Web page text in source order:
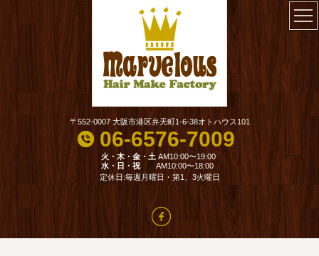
〒552-0007 大阪市港区弁天町1-6-38オトハウス101
06-6576-7009
火・木・金・土 AM10:00〜19:00
水・日・祝
AM10:00〜18:00
定休日:毎週月曜日・第1、3火曜日